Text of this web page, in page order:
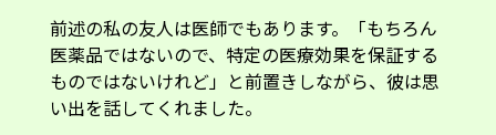
前述の私の友人は医師でもあります。「もちろん
医薬品ではないので、特定の医療効果を保証する
ものではないけれど」と前置きしながら、彼は思
い出を話してくれました。